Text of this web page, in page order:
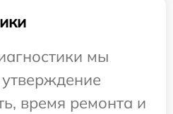
мы
время ремонта и